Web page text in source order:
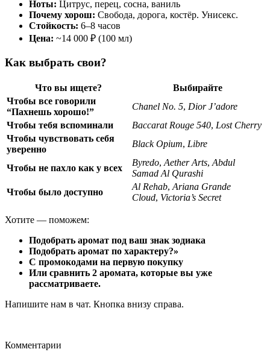
Ноты: Цитрус, перец, сосна, ваниль
Почему хорош: Свобода, дорога, костёр. Унисекс.
Стойкость: 6–8 часов
Цена: ~14 000 ₽ (100 мл)
Как выбрать свои?
Что вы ищете?
Выбирайте
Чтобы все говорили
“Пахнешь хорошо!”
Chanel No. 5, Dior J’adore
Чтобы тебя вспоминали
Baccarat Rouge 540, Lost Cherry
Чтобы чувствовать себя
уверенно
Black Opium, Libre
Чтобы не пахло как у всех
Byredo, Aether Arts, Abdul
Samad Al Qurashi
Чтобы было доступно
Al Rehab, Ariana Grande
Cloud, Victoria’s Secret
Хотите — поможем:
Подобрать аромат под ваш знак зодиака
Подобрать аромат по характеру?»
С промокодами на первую покупку
Или сравнить 2 аромата, которые вы уже
рассматриваете.
Напишите нам в чат. Кнопка внизу справа.
Комментарии